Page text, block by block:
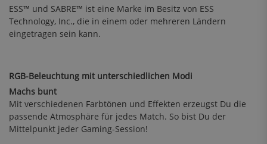
ESS™ und SABRE™ ist eine Marke im Besitz von ESS
Technology, Inc., die in einem oder mehreren Ländern
eingetragen sein kann.
RGB-Beleuchtung mit unterschiedlichen Modi
Machs bunt
Mit verschiedenen Farbtönen und Effekten erzeugst Du die
passende Atmosphäre für jedes Match. So bist Du der
Mittelpunkt jeder Gaming-Session!